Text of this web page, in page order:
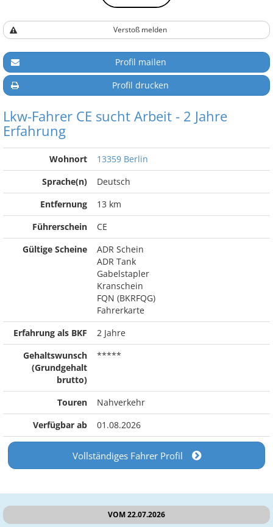
Verstoß melden
Profil mailen
Profil drucken
Lkw-Fahrer CE sucht Arbeit - 2 Jahre
Erfahrung
Wohnort
13359 Berlin
Sprache(n)
Deutsch
Entfernung
13 km
Führerschein
CE
Gültige Scheine
ADR Schein
ADR Tank
Gabelstapler
Kranschein
FQN (BKRFQG)
Fahrerkarte
Erfahrung als BKF
2 Jahre
Gehaltswunsch
(Grundgehalt
brutto)
*****
Touren
Nahverkehr
Verfügbar ab
01.08.2026
Vollständiges Fahrer Profil
VOM 22.07.2026